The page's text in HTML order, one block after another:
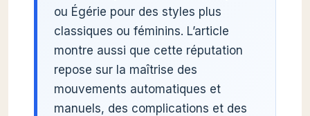
ou Égérie pour des styles plus
classiques ou féminins. L’article
montre aussi que cette réputation
repose sur la maîtrise des
mouvements automatiques et
manuels, des complications et des